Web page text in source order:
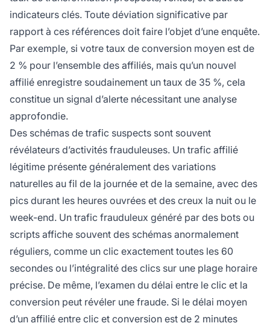
indicateurs clés. Toute déviation significative par
rapport à ces références doit faire l’objet d’une enquête.
Par exemple, si votre taux de conversion moyen est de
2 % pour l’ensemble des affiliés, mais qu’un nouvel
affilié enregistre soudainement un taux de 35 %, cela
constitue un signal d’alerte nécessitant une analyse
approfondie.
Des schémas de trafic suspects sont souvent
révélateurs d’activités frauduleuses. Un trafic affilié
légitime présente généralement des variations
naturelles au fil de la journée et de la semaine, avec des
pics durant les heures ouvrées et des creux la nuit ou le
week-end. Un trafic frauduleux généré par des bots ou
scripts affiche souvent des schémas anormalement
réguliers, comme un clic exactement toutes les 60
secondes ou l’intégralité des clics sur une plage horaire
précise. De même, l’examen du délai entre le clic et la
conversion peut révéler une fraude. Si le délai moyen
d’un affilié entre clic et conversion est de 2 minutes